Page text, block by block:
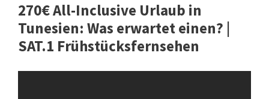
270€ All-Inclusive Urlaub in
Tunesien: Was erwartet einen? |
SAT.1 Frühstücksfernsehen